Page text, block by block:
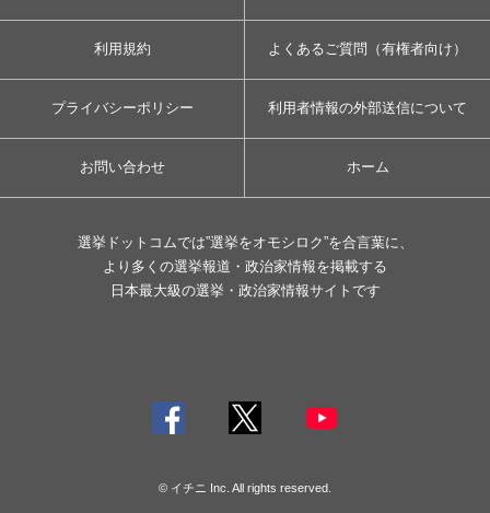
利用規約 よくあるご質問（有権者向け）
プライバシーポリシー 利用者情報の外部送信について
お問い合わせ ホーム
選挙ドットコムでは”選挙をオモシロク”を合言葉に、
より多くの選挙報道・政治家情報を掲載する
日本最大級の選挙・政治家情報サイトです
© イチニ Inc. All rights reserved.